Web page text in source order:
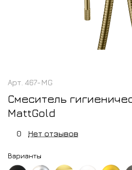
Арт. 467-MG
Смеситель
MattGold
0 Нет отзывов
Варианты